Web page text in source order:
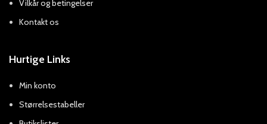
Vilkår og betingelser
Kontakt os
Hurtige Links
Min konto
Størrelsestabeller